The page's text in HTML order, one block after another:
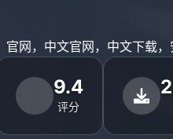
官网，中文官网，中文下载
9.4
评分